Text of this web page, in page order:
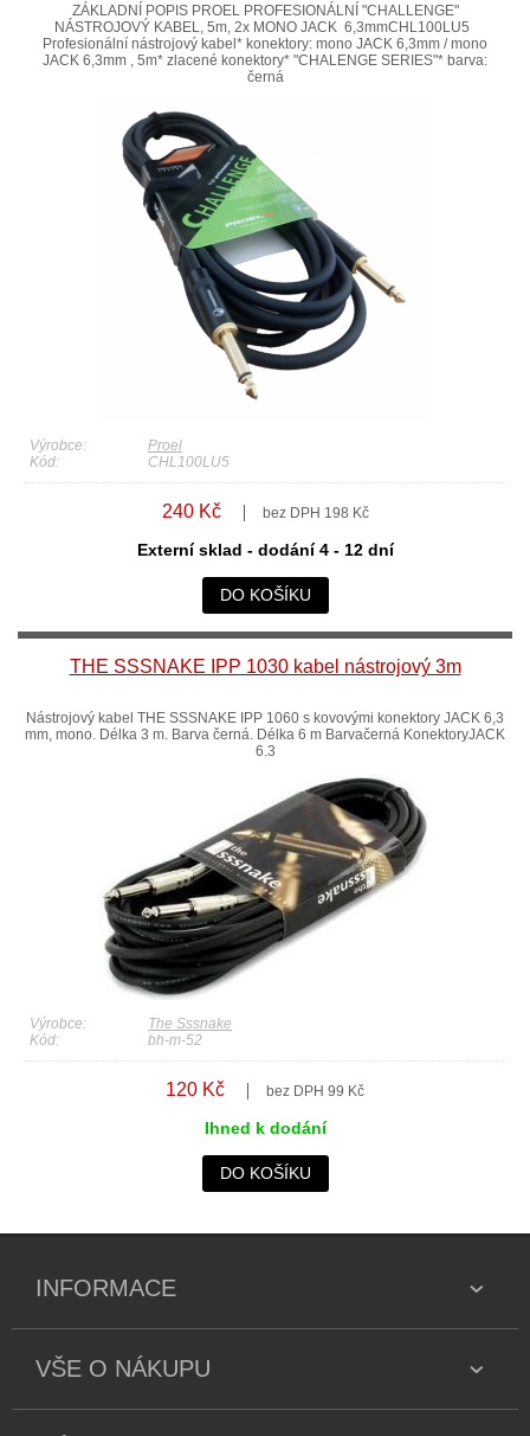
ZÁKLADNÍ POPIS PROEL PROFESIONÁLNÍ "CHALLENGE"
NÁSTROJOVÝ KABEL, 5m, 2x MONO JACK 6,3mmCHL100LU5
Profesionální nástrojový kabel* konektory: mono JACK 6,3mm / mono
JACK 6,3mm , 5m* zlacené konektory* "CHALENGE SERIES"* barva:
černá
Výrobce:
Proel
Kód:
CHL100LU5
240 Kč bez DPH 198 Kč
Externí sklad - dodání 4 - 12 dní
DO KOŠÍKU
THE SSSNAKE IPP 1030 kabel nástrojový 3m
Nástrojový kabel THE SSSNAKE IPP 1060 s kovovými konektory JACK 6,3
mm, mono. Délka 3 m. Barva černá. Délka 6 m Barvačerná KonektoryJACK
6.3
Výrobce:
The Sssnake
Kód:
bh-m-52
120 Kč bez DPH 99 Kč
Ihned k dodání
DO KOŠÍKU
INFORMACE
VŠE O NÁKUPU